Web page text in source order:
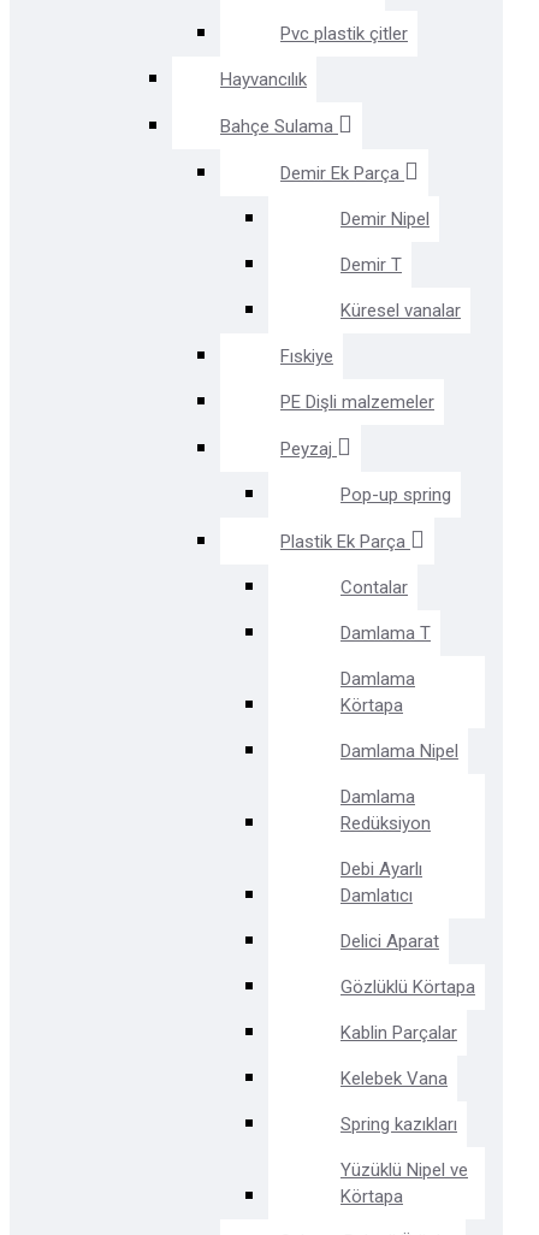
Pvc plastik çitler
Hayvancılık
Bahçe Sulama
Demir Ek Parça
Demir Nipel
Demir T
Küresel vanalar
Fıskiye
PE Dişli malzemeler
Peyzaj
Pop-up spring
Plastik Ek Parça
Contalar
Damlama T
Damlama
Körtapa
Damlama Nipel
Damlama
Redüksiyon
Debi Ayarlı
Damlatıcı
Delici Aparat
Gözlüklü Körtapa
Kablin Parçalar
Kelebek Vana
Spring kazıkları
Yüzüklü Nipel ve
Körtapa